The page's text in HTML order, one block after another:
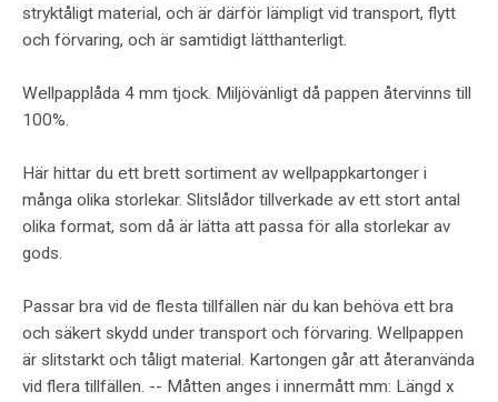
stryktåligt material, och är därför lämpligt vid transport, flytt
och förvaring, och är samtidigt lätthanterligt.
Wellpapplåda 4 mm tjock. Miljövänligt då pappen återvinns till
100%.
Här hittar du ett brett sortiment av wellpappkartonger i
många olika storlekar. Slitslådor tillverkade av ett stort antal
olika format, som då är lätta att passa för alla storlekar av
gods.
Passar bra vid de flesta tillfällen när du kan behöva ett bra
och säkert skydd under transport och förvaring. Wellpappen
är slitstarkt och tåligt material. Kartongen går att återanvända
vid flera tillfällen. -- Måtten anges i innermått mm: Längd x